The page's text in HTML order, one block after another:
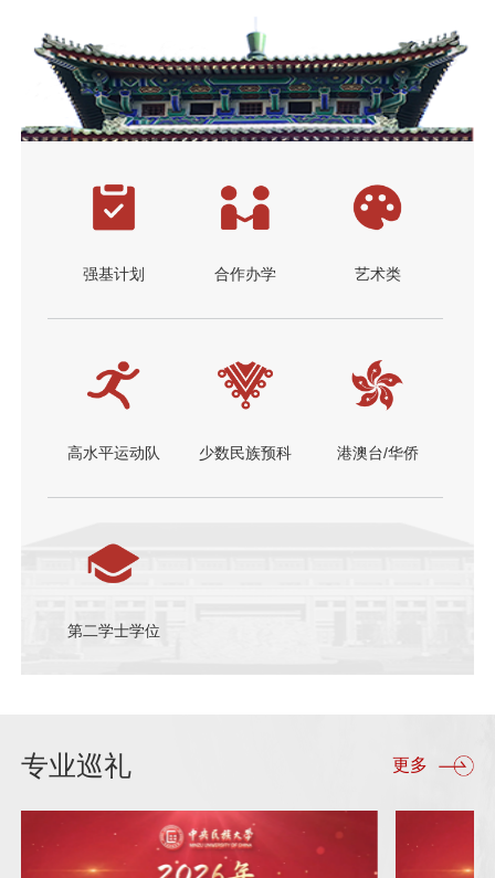
强基计划 合作办学 艺术类
高水平运动队 少数民族预科 港澳台/华侨
第二学士学位
专业巡礼 更多